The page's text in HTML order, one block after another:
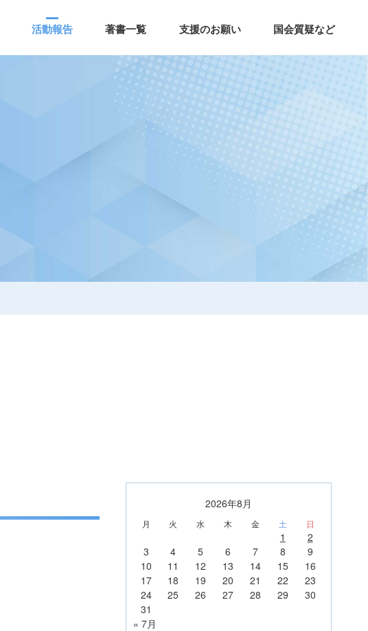
活動報告 著書一覧 支援のお願い 国会質疑など
2026年8月
月 火 水 木 金 土 日
1
2
3
4 5 6 7 8
9
10
11 12 13 14 15
16
17
18 19 20 21 22
23
24
25 26 27 28 29
30
31
« 7月